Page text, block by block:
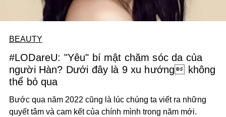
BEAUTY
#LODareU: "Yêu" bí mật chăm sóc da của
người Hàn? Dưới đây là 9 xu hướng không
thể bỏ qua
Bước qua năm 2022 cũng là lúc chúng ta viết ra những
quyết tâm và cam kết của chính mình trong năm mới.